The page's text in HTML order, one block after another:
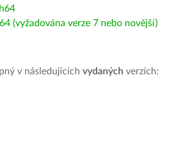
(vyžadována verze 7 nebo novější)
v následujících vydaných verzích: